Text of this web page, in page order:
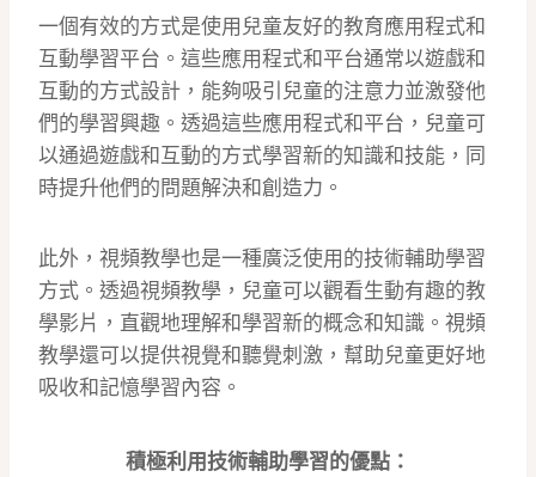
一個有效的方式是使用兒童友好的教育應用程式和
互動學習平台。這些應用程式和平台通常以遊戲和
互動的方式設計，能夠吸引兒童的注意力並激發他
們的學習興趣。透過這些應用程式和平台，兒童可
以通過遊戲和互動的方式學習新的知識和技能，同
時提升他們的問題解決和創造力。
此外，視頻教學也是一種廣泛使用的技術輔助學習
方式。透過視頻教學，兒童可以觀看生動有趣的教
學影片，直觀地理解和學習新的概念和知識。視頻
教學還可以提供視覺和聽覺刺激，幫助兒童更好地
吸收和記憶學習內容。
積極利用技術輔助學習的優點：